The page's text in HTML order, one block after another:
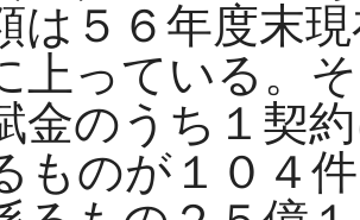
は５６年度末
上っている。
金のうち１契
ものが１０４